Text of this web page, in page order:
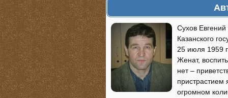
Сухов Евгений
Казанского
25 июля 1959
Женат,
нет –
пристрастием
огромном